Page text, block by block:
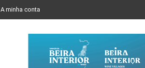
A minha conta